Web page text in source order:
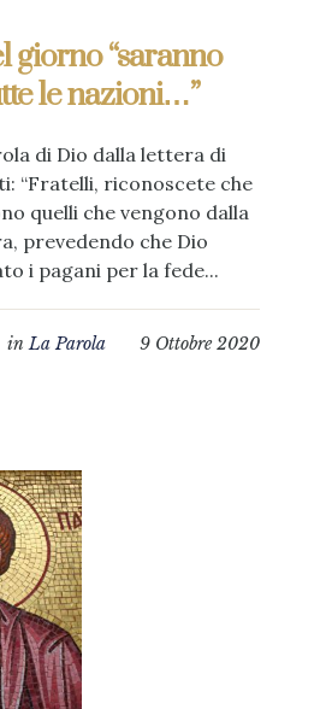
giorno “saranno
le nazioni…”
di Dio dalla lettera di
“Fratelli, riconoscete che
quelli che vengono dalla
prevedendo che Dio
i pagani per la fede...
9 Ottobre 2020
inLa Parola